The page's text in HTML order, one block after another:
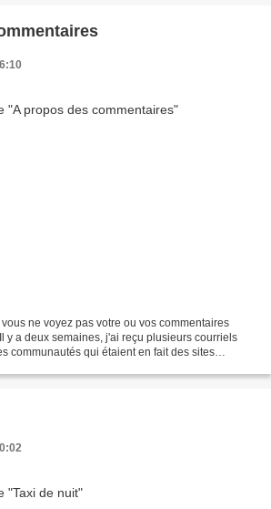
ne voyez pas votre ou vos commentaires
y a deux semaines, j'ai reçu plusieurs courriels
communautés qui étaient en fait des sites